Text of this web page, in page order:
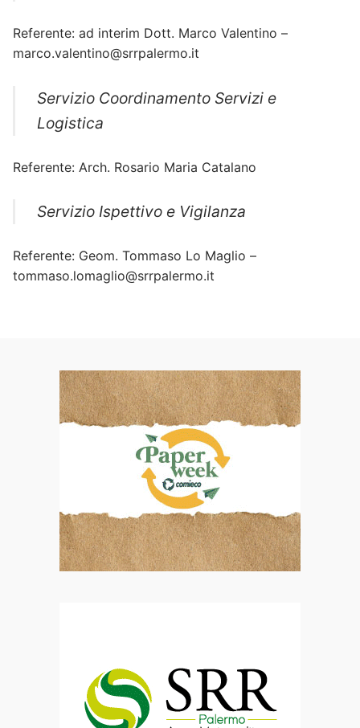
Referente: ad interim Dott. Marco Valentino –
marco.valentino@srrpalermo.it
Servizio Coordinamento Servizi e
Logistica
Referente: Arch. Rosario Maria Catalano
Servizio Ispettivo e Vigilanza
Referente: Geom. Tommaso Lo Maglio –
tommaso.lomaglio@srrpalermo.it